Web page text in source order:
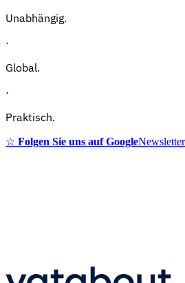
Unabhängig.
·
Global.
·
Praktisch.
☆ Folgen Sie uns auf GoogleNewsletter